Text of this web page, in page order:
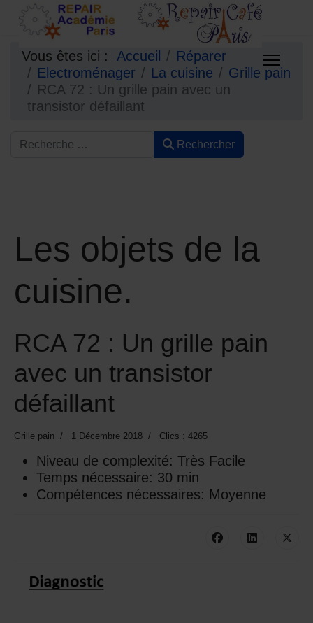
Vous êtes ici : Accueil
Réparer
Electroménager
La cuisine
Grille pain
RCA 72 : Un grille pain avec un
transistor défaillant
Rechercher
Les objets de la
cuisine.
RCA 72 : Un grille pain
avec un transistor
défaillant
Grille pain 1 Décembre 2018 Clics : 4265
Niveau de complexité: Très Facile
Temps nécessaire: 30 min
Compétences nécessaires: Moyenne